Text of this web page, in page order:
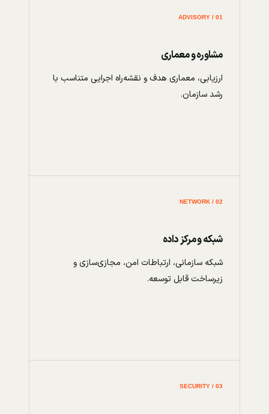
01 / ADVISORY
مشاوره و معماری
ارزیابی، معماری هدف و نقشه‌راه اجرایی متناسب با
رشد سازمان.
02 / NETWORK
شبکه و مرکز داده
شبکه سازمانی، ارتباطات امن، مجازی‌سازی و
زیرساخت قابل توسعه.
03 / SECURITY